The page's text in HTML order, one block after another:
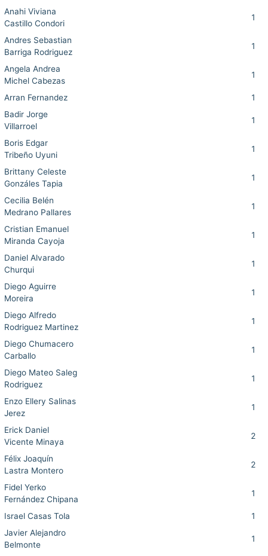
Anahi Viviana
Castillo Condori
1
Andres Sebastian
Barriga Rodriguez
1
Angela Andrea
Michel Cabezas
1
Arran Fernandez
1
Badir Jorge
Villarroel
1
Boris Edgar
Tribeño Uyuni
1
Brittany Celeste
Gonzáles Tapia
1
Cecilia Belén
Medrano Pallares
1
Cristian Emanuel
Miranda Cayoja
1
Daniel Alvarado
Churqui
1
Diego Aguirre
Moreira
1
Diego Alfredo
Rodriguez Martinez
1
Diego Chumacero
Carballo
1
Diego Mateo Saleg
Rodriguez
1
Enzo Ellery Salinas
Jerez
1
Erick Daniel
Vicente Minaya
2
Félix Joaquín
Lastra Montero
2
Fidel Yerko
Fernández Chipana
1
Israel Casas Tola
1
Javier Alejandro
Belmonte
1